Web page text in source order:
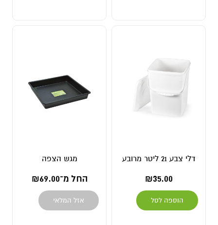
דלי צבע 21 ליטר מרובע
₪35.00
הוספה לסל
מגש הצפה
החל מ־ ₪69.00
אזל המלאי